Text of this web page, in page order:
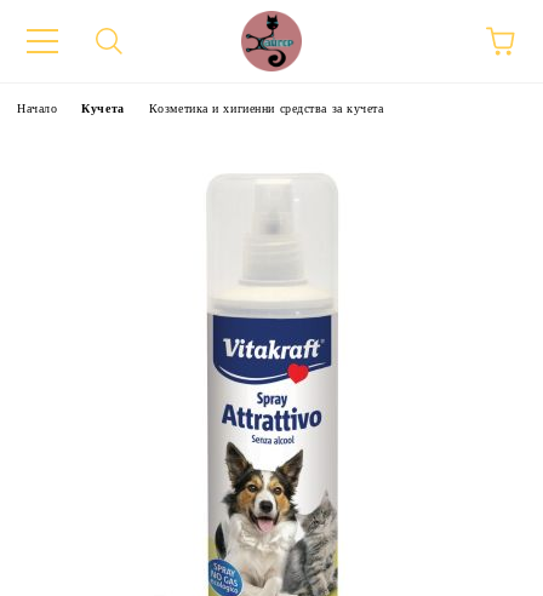
Начало Кучета Козметика и хигиенни средства за кучета